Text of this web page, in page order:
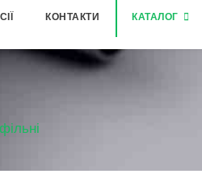
КОНТАКТИ КАТАЛОГ